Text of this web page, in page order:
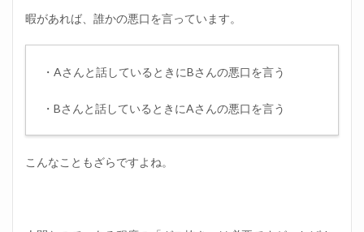
暇があれば、誰かの悪口を言っています。
・Aさんと話しているときにBさんの悪口を言う
・Bさんと話しているときにAさんの悪口を言う
こんなこともざらですよね。